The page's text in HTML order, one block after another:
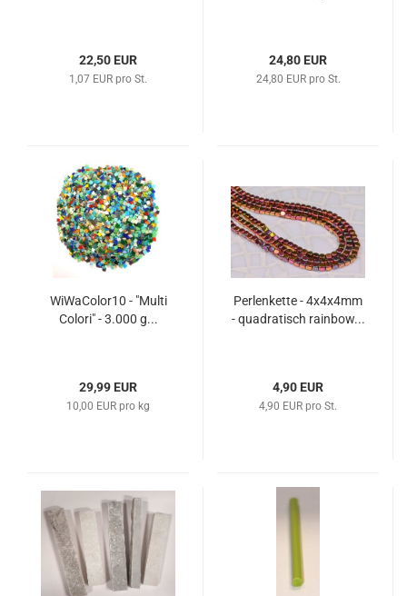
22,50 EUR
1,07 EUR pro St.
24,80 EUR
24,80 EUR pro St.
WiWaColor10 - "Multi
Colori" - 3.000 g...
29,99 EUR
10,00 EUR pro kg
Perlenkette - 4x4x4mm
- quadratisch rainbow...
4,90 EUR
4,90 EUR pro St.